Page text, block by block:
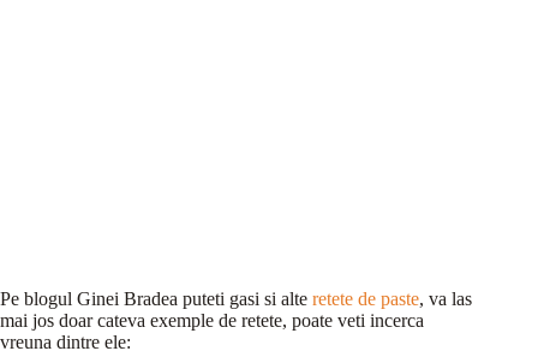
Pe blogul Ginei Bradea puteti gasi si alte retete de paste, va las
mai jos doar cateva exemple de retete, poate veti incerca
vreuna dintre ele: